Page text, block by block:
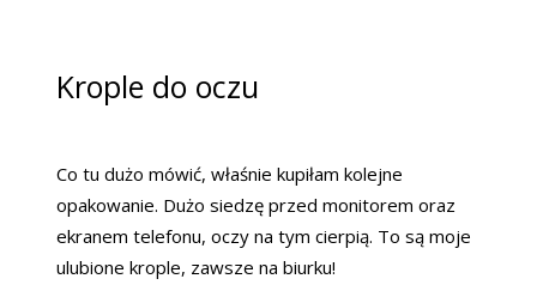
Krople do oczu
Co tu dużo mówić, właśnie kupiłam kolejne
opakowanie. Dużo siedzę przed monitorem oraz
ekranem telefonu, oczy na tym cierpią. To są moje
ulubione krople, zawsze na biurku!